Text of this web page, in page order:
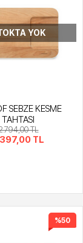
YOK
SEBZE KESME
TAHTASI
TL
TL
%50